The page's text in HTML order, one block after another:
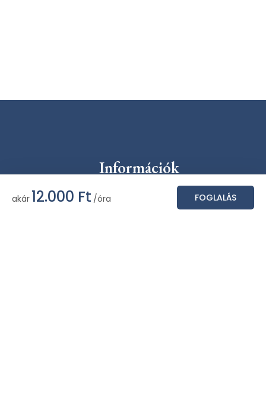
akár 12.000 Ft /óra FOGLALÁS
Információk
Adatvédelmi tájékoztató